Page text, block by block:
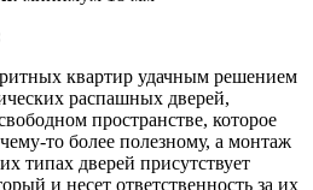
квартир удачным решением
распашных дверей,
пространстве, которое
то более полезному, а монтаж
типах дверей присутствует
и несет ответственность за их